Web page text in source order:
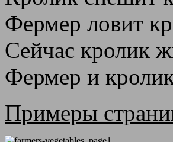
Фермер ловит
Сейчас кролик
Фермер и
Примеры